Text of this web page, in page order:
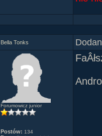
Jest
Ma
I w
"A
(
Bella Tonks
Forumowicz junior
Postów: 134